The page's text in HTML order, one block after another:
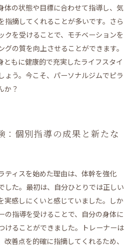
体の状態や目標に合わせて指導し、気
指摘してくれることが多いです。さら
クを受けることで、モチベーションを
の質を向上させることができます。
ともに健康的で充実したライフスタイ
ょう。今こそ、パーソナルジムでピラ
か？
：個別指導の成果と新たな
ティスを始めた理由は、体幹を強化
した。最初は、自分ひとりでは正しい
実感しにくいと感じていました。しか
の指導を受けることで、自分の身体に
けることができました。トレーナーは
善点を的確に指摘してくれるため、